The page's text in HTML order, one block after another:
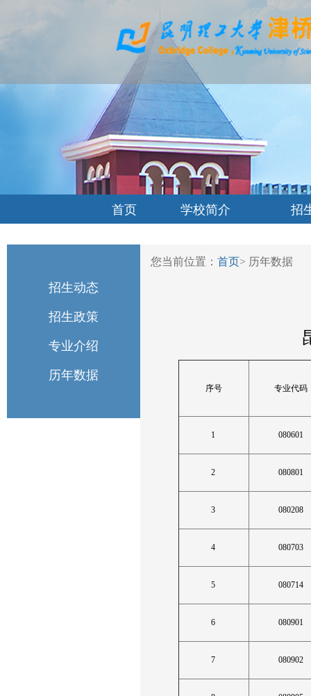
首页 学校简介 招
招生动态
招生政策
专业介绍
历年数据
您当前位置： 首页> 历年数据
序号 专业代码
1 080601
2 080801
3 080208
4 080703
5 080714
6 080901
7 080902